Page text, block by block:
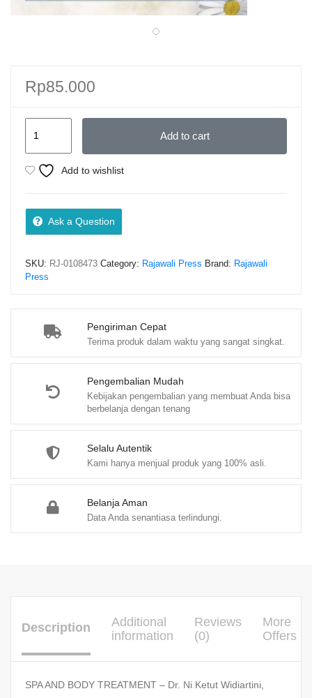
Pengiriman Cepat
Terima produk dalam waktu yang sangat singkat.
Pengembalian Mudah
Kebijakan pengembalian yang membuat Anda bisa
berbelanja dengan tenang
Selalu Autentik
Kami hanya menjual produk yang 100% asli.
Belanja Aman
Data Anda senantiasa terlindungi.
Rp85.000
BODY
TREATMENT
Dr.
Ni
Widiartini,
M.Pd.
(PO)
Add to cart
Add to wishlist
Ask a Question
SKU: RJ-0108473 Category: Rajawali Press Brand: Rajawali
Press
Description
Additional
information
Reviews
(0)
More
Offers
SPA AND BODY TREATMENT – Dr. Ni Ketut Widiartini,